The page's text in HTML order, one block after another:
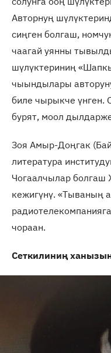
Авторнуң
сиңген болгаш,
чаагай уянны
шүлүктериниң
чыындылары
биле чырыкче үнген.
бурят, моол
Зоя Амыр-Доңгак
литература
Чогаалчылар болгаш
кежигүнү. «Тываның
чораан.
Сеткилиниң